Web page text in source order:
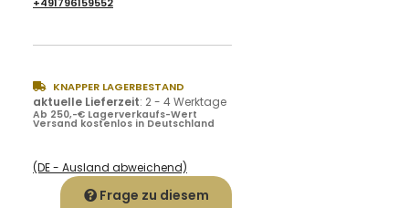
KNAPPER LAGERBESTAND
aktuelle Lieferzeit: 2 - 4 Werktage
Ab 250,-€ Lagerverkaufs-Wert
Versand kostenlos in Deutschland
(DE - Ausland abweichend)
Frage zu diesem